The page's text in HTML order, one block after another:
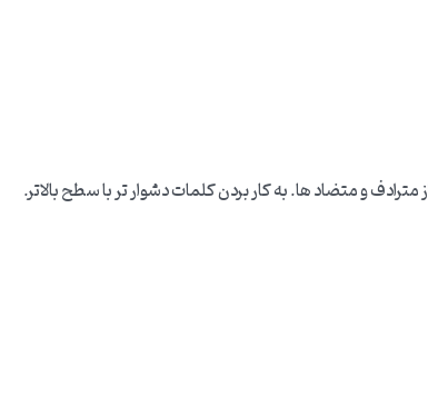
و متضاد ها. به کار بردن کلمات دشوار تر با سطح بالاتر.